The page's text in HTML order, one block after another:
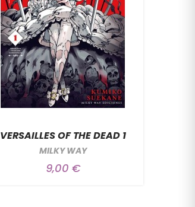
VERSAILLES OF THE DEAD 1
MILKY WAY
9,00 €